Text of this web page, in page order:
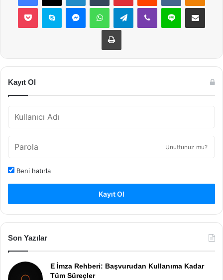
Pocket Skype MessengerWhatsAppTelegramViber Line E-Posta ile
Yazdır
Kayıt Ol
Unuttunuz mu?
Beni hatırla
Kayıt Ol
Son Yazılar
E İmza Rehberi: Başvurudan Kullanıma Kadar
Tüm Süreçler